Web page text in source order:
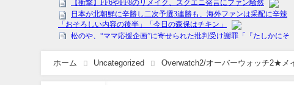
ホーム Uncategorized Overwatch2/オーバーウォッチ2★メ